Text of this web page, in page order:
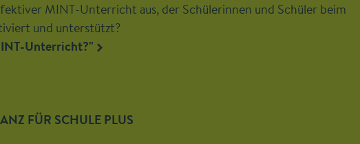
MINT-Unterricht aus, der Schülerinnen und Schüler beim
und unterstützt?
Unterricht?"
FÜR SCHULE PLUS